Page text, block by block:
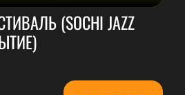
(SOCHI JAZZ